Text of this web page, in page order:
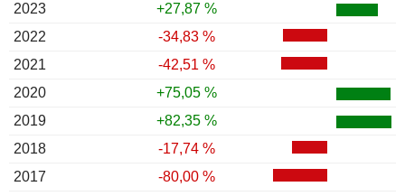
2023
+27,87 %
2022
-34,83 %
2021
-42,51 %
2020
+75,05 %
2019
+82,35 %
2018
-17,74 %
2017
-80,00 %